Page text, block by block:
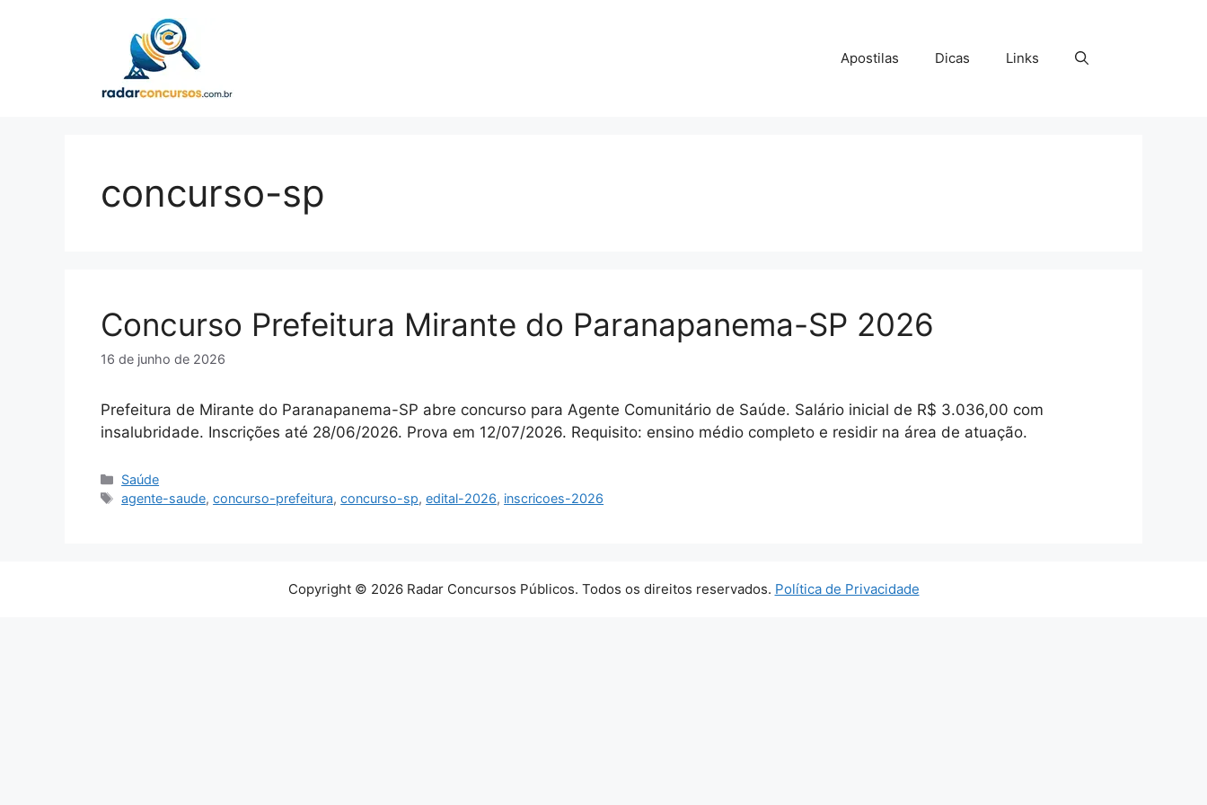
Apostilas Dicas Links
concurso-sp
Concurso Prefeitura Mirante do Paranapanema-SP 2026
16 de junho de 2026
Prefeitura de Mirante do Paranapanema-SP abre concurso para Agente Comunitário de Saúde. Salário inicial de R$ 3.036,00 com
insalubridade. Inscrições até 28/06/2026. Prova em 12/07/2026. Requisito: ensino médio completo e residir na área de atuação.
Categorias
Saúde
Tags
agente-saude,concurso-prefeitura,concurso-sp,edital-2026, inscricoes-2026
Copyright © 2026 Radar Concursos Públicos. Todos os direitos reservados. Política de Privacidade